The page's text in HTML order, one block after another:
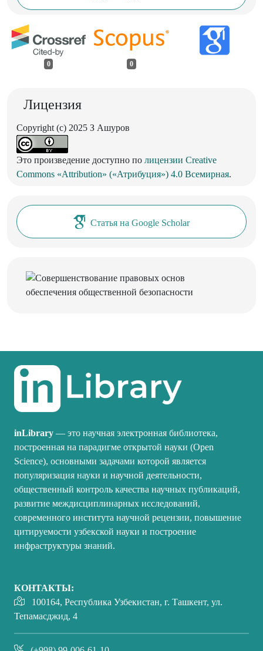
0 0
Лицензия
Copyright (c) 2025 З Ашуров
Это произведение доступно по лицензии Creative
Commons «Attribution» («Атрибуция») 4.0 Всемирная.
Статья на Google Scholar
inLibrary — это научная электронная библиотека,
построенная на парадигме открытой науки (Open
Science), основными задачами которой является
популяризация науки и научной деятельности,
общественный контроль качества научных публикаций,
развитие междисциплинарных исследований,
современного института научной рецензии, повышение
цитируемости узбекской науки и построение
инфраструктуры знаний.
КОНТАКТЫ:
100164, Республика Узбекистан, г. Ташкент, ул.
Тепамасджид, 4